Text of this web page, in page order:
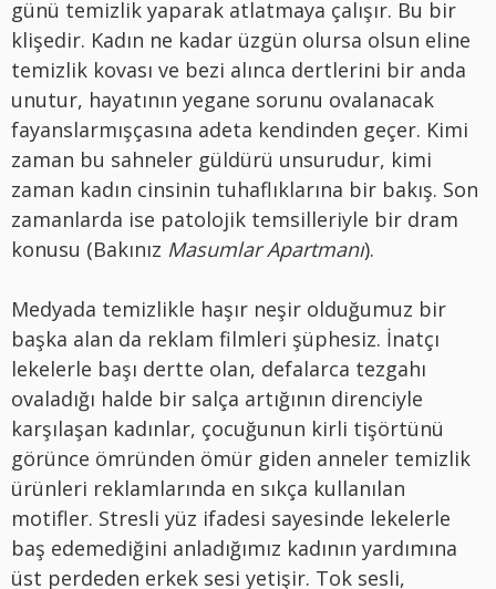
günü temizlik yaparak atlatmaya çalışır. Bu bir
klişedir. Kadın ne kadar üzgün olursa olsun eline
temizlik kovası ve bezi alınca dertlerini bir anda
unutur, hayatının yegane sorunu ovalanacak
fayanslarmışçasına adeta kendinden geçer. Kimi
zaman bu sahneler güldürü unsurudur, kimi
zaman kadın cinsinin tuhaflıklarına bir bakış. Son
zamanlarda ise patolojik temsilleriyle bir dram
konusu (Bakınız Masumlar Apartmanı).
Medyada temizlikle haşır neşir olduğumuz bir
başka alan da reklam filmleri şüphesiz. İnatçı
lekelerle başı dertte olan, defalarca tezgahı
ovaladığı halde bir salça artığının direnciyle
karşılaşan kadınlar, çocuğunun kirli tişörtünü
görünce ömründen ömür giden anneler temizlik
ürünleri reklamlarında en sıkça kullanılan
motifler. Stresli yüz ifadesi sayesinde lekelerle
baş edemediğini anladığımız kadının yardımına
üst perdeden erkek sesi yetişir. Tok sesli,